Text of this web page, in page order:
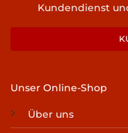
Kundendienst
Unser Online-Shop
Über uns